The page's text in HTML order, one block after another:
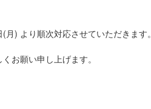
) より順次対応させていただきます。
お願い申し上げます。